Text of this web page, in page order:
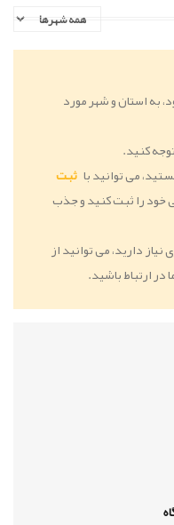
به استان و شهر مورد
کنید.
می توانید با ثبت
خود را ثبت کنید و جذب
دارید، می توانید از